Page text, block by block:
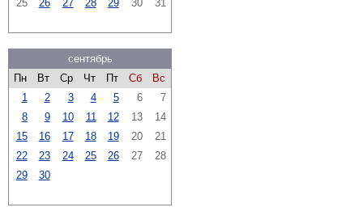
25
26 27 28 29 30 31
сентябрь
Пн
Вт Ср Чт Пт Сб
Вс
1
2 3 4 5 6
7
8
9 10 11 12 13
14
15
16 17 18 19 20
21
22
23 24 25 26 27
28
29
30